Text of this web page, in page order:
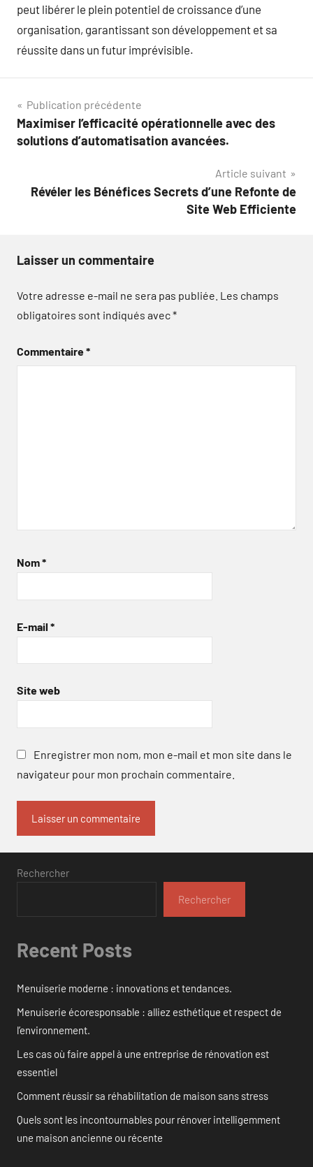
peut libérer le plein potentiel de croissance d’une
organisation, garantissant son développement et sa
réussite dans un futur imprévisible.
Navigation
de
Publication précédente
Maximiser l’efficacité opérationnelle avec des
solutions d’automatisation avancées.
Article suivant
Révéler les Bénéfices Secrets d’une Refonte de
Site Web Efficiente
Laisser un commentaire
Votre adresse e-mail ne sera pas publiée. Les champs
obligatoires sont indiqués avec*
Commentaire*
Nom*
E-mail *
Site web
Enregistrer mon nom, mon e-mail et mon site dans le
navigateur pour mon prochain commentaire.
Rechercher
Rechercher
Recent Posts
Menuiserie moderne : innovations et tendances.
Menuiserie écoresponsable : alliez esthétique et respect de
l’environnement.
Les cas où faire appel à une entreprise de rénovation est
essentiel
Comment réussir sa réhabilitation de maison sans stress
Quels sont les incontournables pour rénover intelligemment
une maison ancienne ou récente